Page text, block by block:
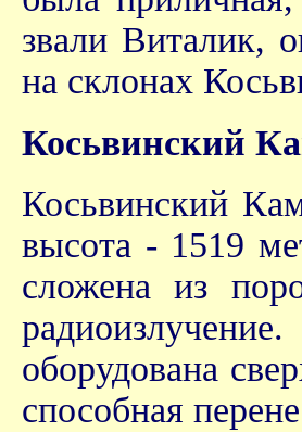
звали Виталик,
на склонах
Косьвинский
Косьвинский
высота - 1519
сложена из
оборудована
способная